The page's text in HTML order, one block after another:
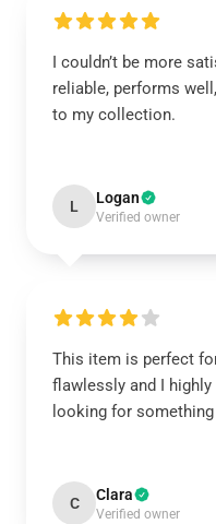
I couldn’t be more
reliable, performs
to my collection.
L Logan
Verified owner
This item is perfect
flawlessly and I
looking for
C Clara
Verified owner